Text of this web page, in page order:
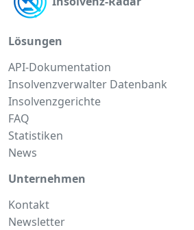
Lösungen
API-Dokumentation
Insolvenzverwalter Datenbank
Insolvenzgerichte
FAQ
Statistiken
News
Unternehmen
Kontakt
Newsletter